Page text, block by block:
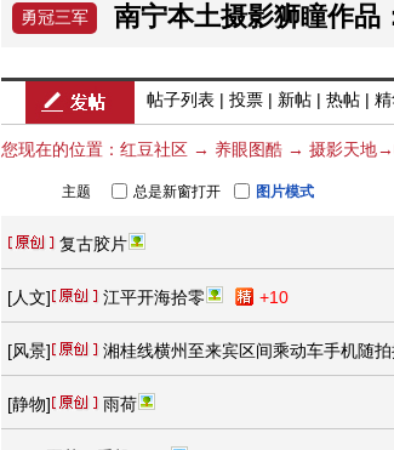
勇冠三军 南宁本土摄影狮瞳作品
帖子列表 | 投票 | 新帖 | 热帖 |
您现在的位置： 红豆社区 → 养眼图酷 → 摄影天地→
主题 总是新窗打开 图片模式
复古胶片
[人文] 江平开海拾零 +10
[风景] 湘桂线横州至来宾区间乘动车手机随
[静物] 雨荷